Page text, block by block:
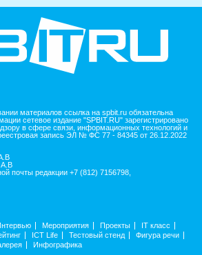
материалов ссылка на spbit.ru обязательна
сетевое издание "SPBIT.RU" зарегистрировано
в сфере связи, информационных технологий и
запись ЭЛ № ФС 77 - 84345 от 26.12.2022
А.В
почты редакции +7 (812) 7156798,
Мероприятия Проекты
IT класс
ICT Life Тестовый стенд
Фигура речи
Инфографика